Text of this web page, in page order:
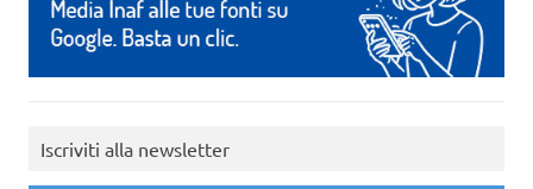
Iscriviti alla newsletter